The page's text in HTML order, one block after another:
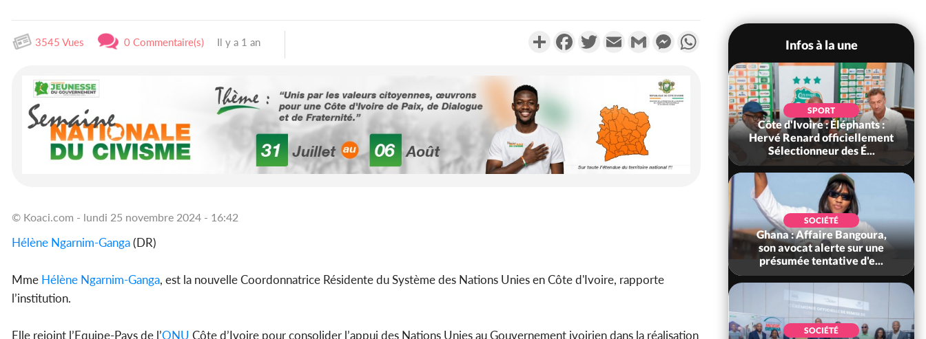
3545 Vues 0 Commentaire(s) Il y a 1 an PartagerFacebookTwitterEmail Gmail MessengerWhatsApp
© Koaci.com - lundi 25 novembre 2024 - 16:42
Hélène Ngarnim-Ganga(DR)
Mme Hélène Ngarnim-Ganga, est la nouvelle Coordonnatrice Résidente du Système des Nations Unies en Côte d'Ivoire, rapporte
l’institution.
Elle rejoint l’Equipe-Pays de l’ONU Côte d’Ivoire pour consolider l’appui des Nations Unies au Gouvernement ivoirien dans la réalisation
Infos à la une
POLITIQUE
Côte d'Ivoire : Violences
tragiques à Kossandji (Mé)
ayant fait 03 morts, A...
POLITIQUE
SPORT
Côte d'Ivoire : Éléphants :
Hervé Renard officiellement
Sélectionneur des É...
SOCIÉTÉ
Ghana : Affaire Bangoura,
son avocat alerte sur une
présumée tentative d'e...
SOCIÉTÉ